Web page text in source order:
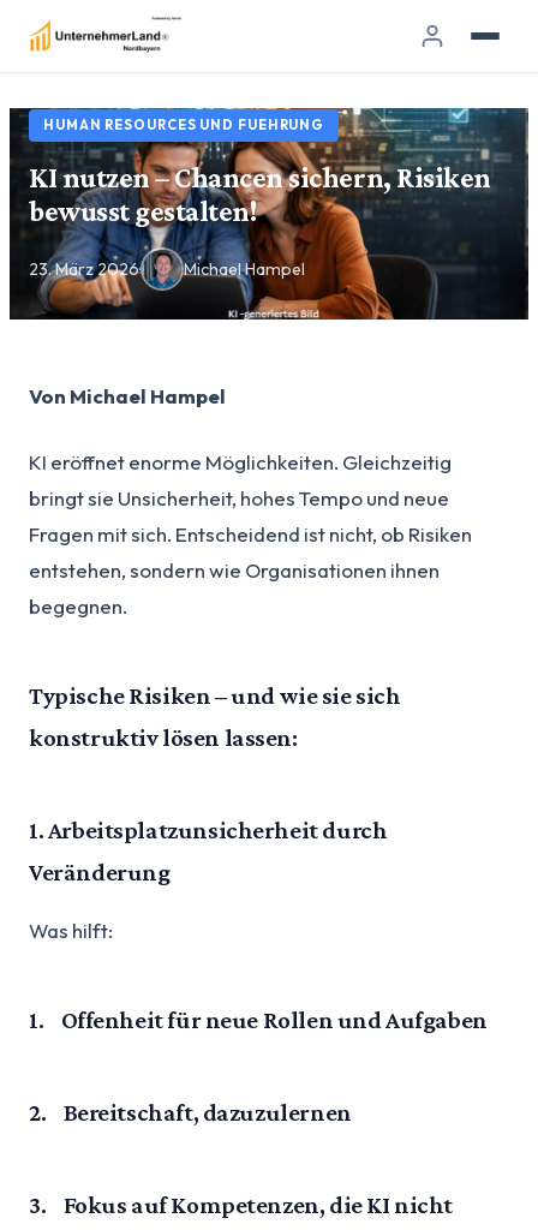
HUMAN RESOURCES UND FUEHRUNG
KI nutzen – Chancen sichern, Risiken
bewusst gestalten!
23. März 2026· Michael Hampel
Von Michael Hampel
KI eröffnet enorme Möglichkeiten. Gleichzeitig
bringt sie Unsicherheit, hohes Tempo und neue
Fragen mit sich. Entscheidend ist nicht, ob Risiken
entstehen, sondern wie Organisationen ihnen
begegnen.
Typische Risiken – und wie sie sich
konstruktiv lösen lassen:
1. Arbeitsplatzunsicherheit durch
Veränderung
Was hilft:
1. Offenheit für neue Rollen und Aufgaben
2. Bereitschaft, dazuzulernen
3. Fokus auf Kompetenzen, die KI nicht